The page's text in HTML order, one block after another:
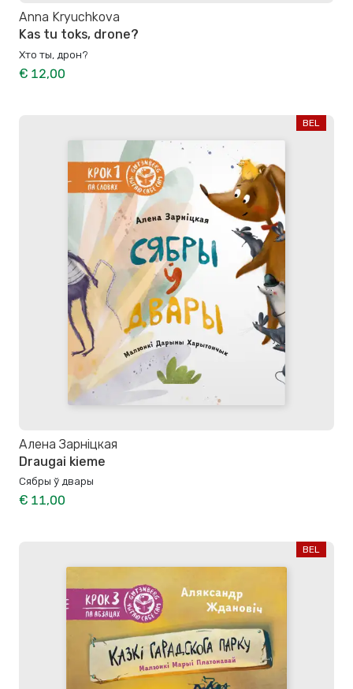
Anna Kryuchkova
Kas tu toks, drone?
Хто ты, дрон?
€ 12,00
BEL
Алена Зарніцкая
Draugai kieme
Сябры ў двары
€ 11,00
BEL